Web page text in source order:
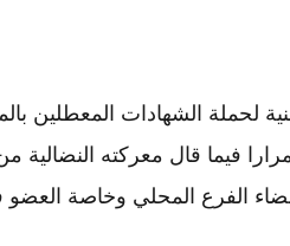
لحملة الشهادات المعطلين
فيما قال معركته النضالية
الفرع المحلي وخاصة العضو